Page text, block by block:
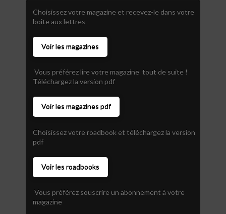
Choisissez votre magazine et recevez-le dans votre
boîte aux lettres
Voir les magazines
Vous préférez lire votre magazine tout de suite !
Téléchargez la version pdf
Voir les magazines pdf
Choisissez votre roadbook et téléchargez la version
pdf
Voir les roadbooks
Vous préférez souscrire un abonnement à votre
magazine